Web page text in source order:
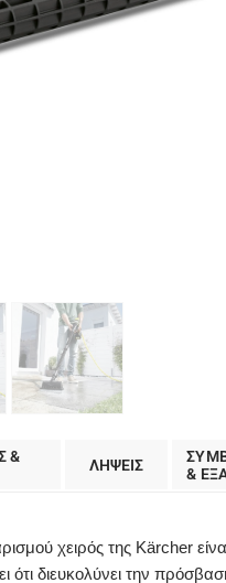
&
ΛΗΨΕΙΣ
&
χειρός της Kärcher
ότι διευκολύνει την